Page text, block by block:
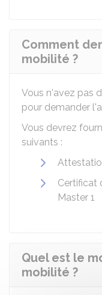
Comment
mobilité ?
Vous n'avez pas
pour demander
Vous devrez
suivants :
Certificat
Master 1
Quel est le
mobilité ?